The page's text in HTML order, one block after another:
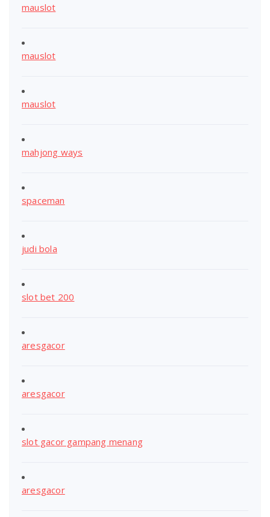
mauslot
mauslot
mauslot
mahjong ways
spaceman
judi bola
slot bet 200
aresgacor
aresgacor
slot gacor gampang menang
aresgacor